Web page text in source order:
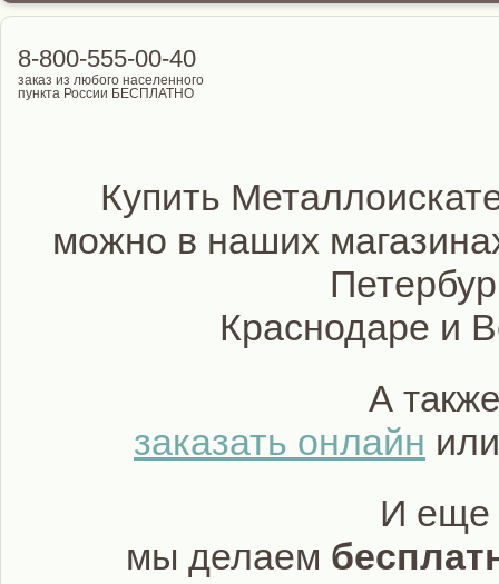
8-800-555-00-40
заказ из любого населенного
пункта России БЕСПЛАТНО
Купить
можно в наших
Краснодаре и
А также
заказать онлайн
И еще
мы делаем